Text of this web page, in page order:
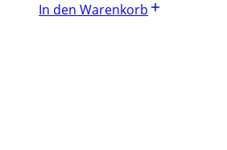
In den Warenkorb